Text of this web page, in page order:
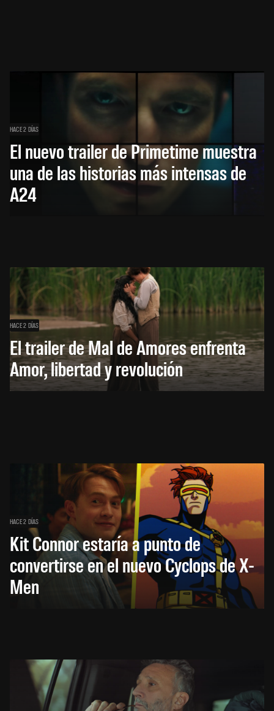
HACE 2 DÍAS
El nuevo trailer de Primetime muestra
una de las historias más intensas de
A24
HACE 2 DÍAS
El trailer de Mal de Amores enfrenta
Amor, libertad y revolución
HACE 2 DÍAS
Kit Connor estaría a punto de
convertirse en el nuevo Cyclops de X-
Men